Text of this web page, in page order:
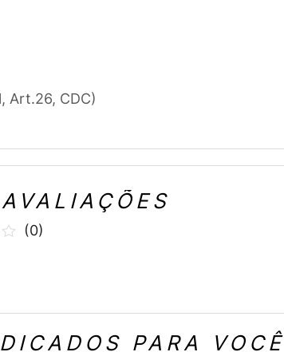
Art.26, CDC)
AVALIAÇÕES
(0)
PARA VOCÊ